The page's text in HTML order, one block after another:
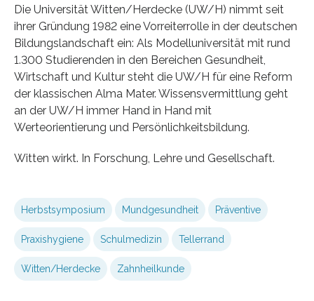
Die Universität Witten/Herdecke (UW/H) nimmt seit
ihrer Gründung 1982 eine Vorreiterrolle in der deutschen
Bildungslandschaft ein: Als Modelluniversität mit rund
1.300 Studierenden in den Bereichen Gesundheit,
Wirtschaft und Kultur steht die UW/H für eine Reform
der klassischen Alma Mater. Wissensvermittlung geht
an der UW/H immer Hand in Hand mit
Werteorientierung und Persönlichkeitsbildung.
Witten wirkt. In Forschung, Lehre und Gesellschaft.
Herbstsymposium Mundgesundheit Präventive
Praxishygiene Schulmedizin Tellerrand
Witten/Herdecke Zahnheilkunde